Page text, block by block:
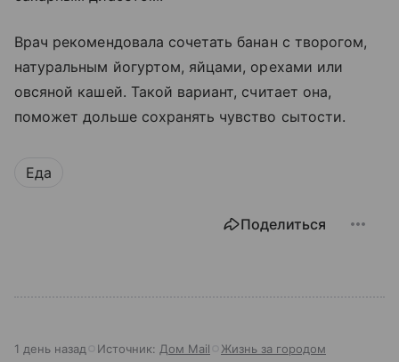
Врач рекомендовала сочетать банан с творогом,
натуральным йогуртом, яйцами, орехами или
овсяной кашей. Такой вариант, считает она,
поможет дольше сохранять чувство сытости.
Еда
Поделиться
1 день назад Источник: Дом Mail Жизнь за городом